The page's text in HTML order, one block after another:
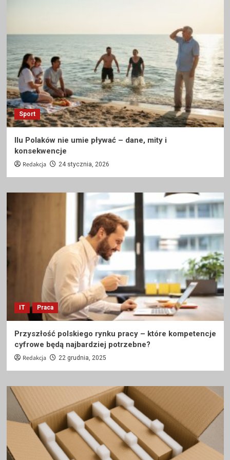
Sport
Ilu Polaków nie umie pływać – dane, mity i
konsekwencje
Redakcja 24 stycznia, 2026
IT Praca
Przyszłość polskiego rynku pracy – które kompetencje
cyfrowe będą najbardziej potrzebne?
Redakcja 22 grudnia, 2025